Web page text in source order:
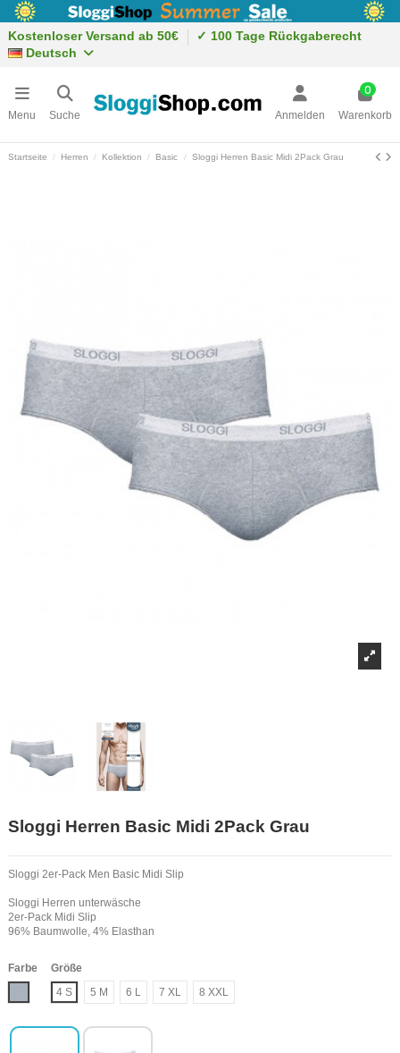
Kostenloser Versand ab 50€
✓ 100 Tage Rückgaberecht
Deutsch
Menu Suche Anmelden
0
Warenkorb
Startseite Herren Kollektion Basic Sloggi Herren Basic Midi 2Pack Grau
Sloggi Herren Basic Midi 2Pack Grau
Sloggi 2er-Pack Men Basic Midi Slip
Sloggi Herren unterwäsche
2er-Pack Midi Slip
96% Baumwolle, 4% Elasthan
Farbe
Größe
4 S
5 M 6 L 7 XL 8 XXL